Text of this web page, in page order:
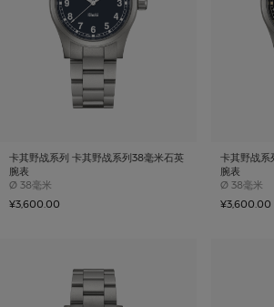
卡其野战系列 卡其野战系列38毫米石英
腕表
Ø Case size
38毫米
¥3,600.00
卡其野战系
腕表
Ø Case size
38毫米
¥3,600.00